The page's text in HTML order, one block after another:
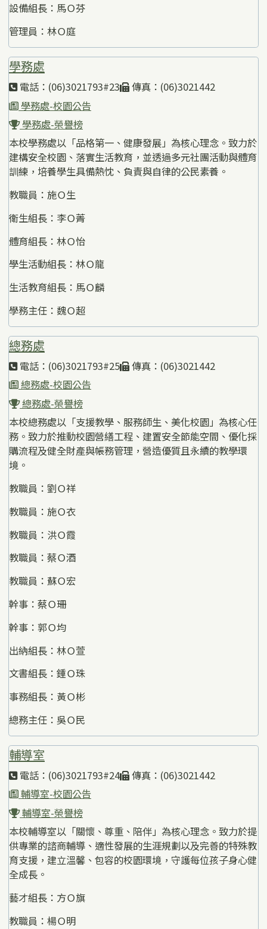
設備組長：馬Ｏ芬
管理員：林Ｏ庭
學務處
電話：(06)3021793#23
傳真：(06)3021442
學務處-校園公告
學務處-榮譽榜
本校學務處以「品格第一、健康發展」為核心理念。致力於
建構安全校園、落實生活教育，並透過多元社團活動與體育
訓練，培養學生具備熱忱、負責與自律的公民素養。
教職員：施Ｏ生
衛生組長：李Ｏ菁
體育組長：林Ｏ怡
學生活動組長：林Ｏ龍
生活教育組長：馬Ｏ麟
學務主任：魏Ｏ超
總務處
電話：(06)3021793#25
傳真：(06)3021442
總務處-校園公告
總務處-榮譽榜
本校總務處以「支援教學、服務師生、美化校園」為核心任
務。致力於推動校園營繕工程、建置安全節能空間、優化採
購流程及健全財產與帳務管理，營造優質且永續的教學環
境。
教職員：劉Ｏ祥
教職員：施Ｏ衣
教職員：洪Ｏ霞
教職員：蔡Ｏ酒
教職員：蘇Ｏ宏
幹事：蔡Ｏ珊
幹事：郭Ｏ均
出納組長：林Ｏ萱
文書組長：鍾Ｏ珠
事務組長：黃Ｏ彬
總務主任：吳Ｏ民
輔導室
電話：(06)3021793#24
傳真：(06)3021442
輔導室-校園公告
輔導室-榮譽榜
本校輔導室以「關懷、尊重、陪伴」為核心理念。致力於提
供專業的諮商輔導、適性發展的生涯規劃以及完善的特殊教
育支援，建立溫馨、包容的校園環境，守護每位孩子身心健
全成長。
藝才組長：方Ｏ旗
教職員：楊Ｏ明